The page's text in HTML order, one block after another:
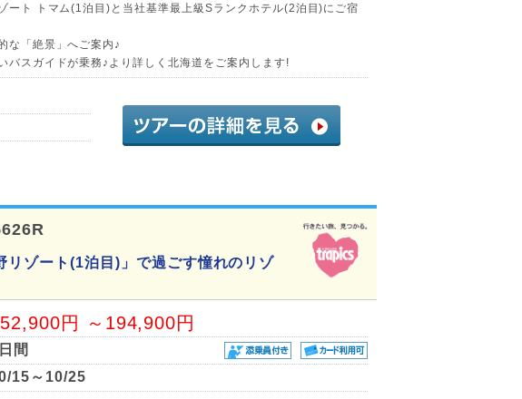
ート トマム(1泊目)と当社基準最上級Sランクホテル(2泊目)にご宿
な「絶景」へご案内♪
バスガイドが乗務♪より詳しく北海道をご案内します!
リゾート(1泊目)」で過ごす憧れのリゾ
円 ～194,900円
間
15～10/25